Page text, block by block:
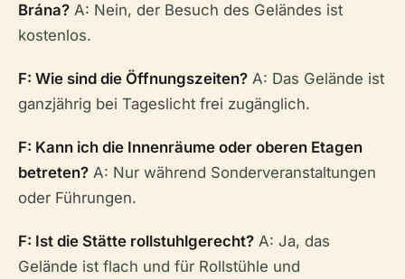
Brána? A: Nein, der Besuch des Geländes ist
kostenlos.
F: Wie sind die Öffnungszeiten? A: Das Gelände ist
ganzjährig bei Tageslicht frei zugänglich.
F: Kann ich die Innenräume oder oberen Etagen
betreten? A: Nur während Sonderveranstaltungen
oder Führungen.
F: Ist die Stätte rollstuhlgerecht? A: Ja, das
Gelände ist flach und für Rollstühle und